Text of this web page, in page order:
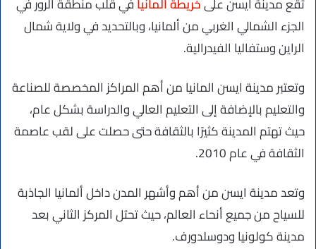
الجزء الشمالي الغربي من ألمانيا، وبالتحديد في ولاية شمال
الراين وستفاليا الفيدرالية.
وتعتبر مدينة ايسن المانيا من أهم المراكز المخصصة للصناعة
والتعليم بالإضافة إلى التعليم العالي والدراسة بشكل عام،
حيث تهتم المدينة كثيرًا بالثقافة حتى حصلت على لقب عاصمة
الثقافة في عام 2010.
وتعد مدينة ايسن من أهم وأشهر المدن داخل ألمانيا الجاذبة
للسياح من جميع أنحاء العالم، حيث تحتل المركز الثاني بعد
مدينة كولونيا ودوسلدورف.